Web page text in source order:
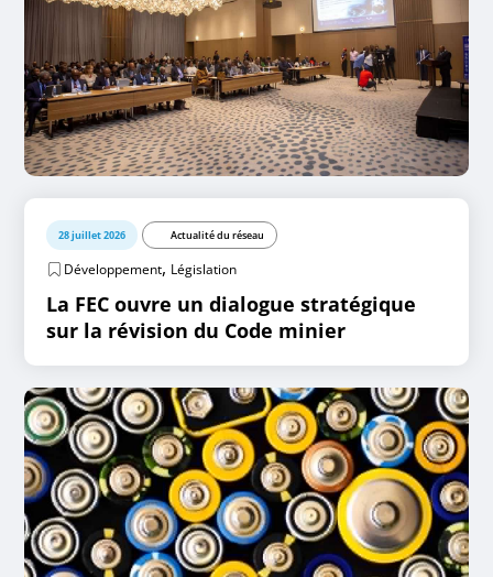
28 juillet 2026 Actualité du réseau
Développement, Législation
La FEC ouvre un dialogue stratégique
sur la révision du Code minier